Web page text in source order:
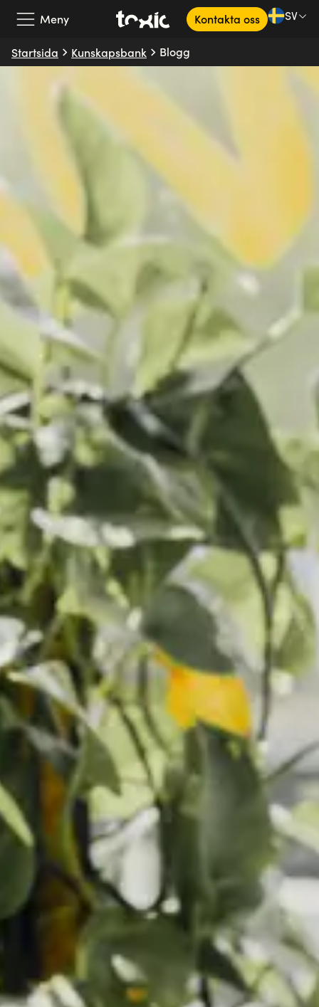
Vårt erbjudande
Våra partners
Kunskapsbank
Meny Kontakta oss SV
Startsida Kunskapsbank Blogg